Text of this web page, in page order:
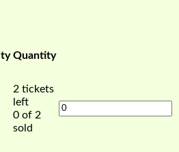
Quantity
2 tickets
left
0 of 2
sold